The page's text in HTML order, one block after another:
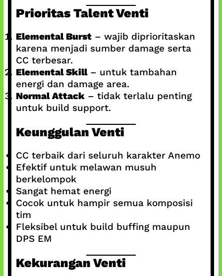
Prioritas Talent Venti
Elemental Burst– wajib diprioritaskan
karena menjadi sumber damage serta
CC terbesar.
Elemental Skill– untuk tambahan
energi dan damage area.
Normal Attack– tidak terlalu penting
untuk build support.
Keunggulan Venti
CC terbaik dari seluruh karakter Anemo
Efektif untuk melawan musuh
berkelompok
Sangat hemat energi
Cocok untuk hampir semua komposisi
tim
Fleksibel untuk build buffing maupun
DPS EM
Kekurangan Venti